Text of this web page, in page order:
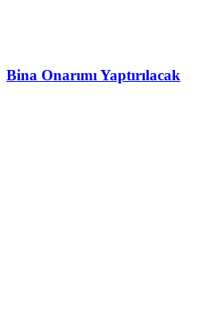
Bina Onarımı Yaptırılacak